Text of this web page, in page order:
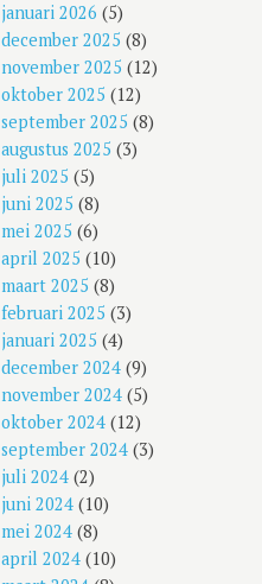
januari 2026 (5)
december 2025 (8)
november 2025 (12)
oktober 2025 (12)
september 2025 (8)
augustus 2025 (3)
juli 2025 (5)
juni 2025 (8)
mei 2025 (6)
april 2025 (10)
maart 2025 (8)
februari 2025 (3)
januari 2025 (4)
december 2024 (9)
november 2024 (5)
oktober 2024 (12)
september 2024 (3)
juli 2024 (2)
juni 2024 (10)
mei 2024 (8)
april 2024 (10)